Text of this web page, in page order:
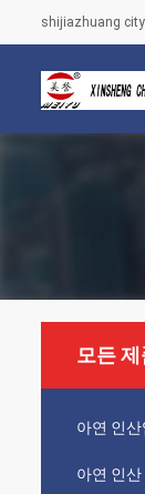
shijiazhuang
모든
아연 인산
아연 인산